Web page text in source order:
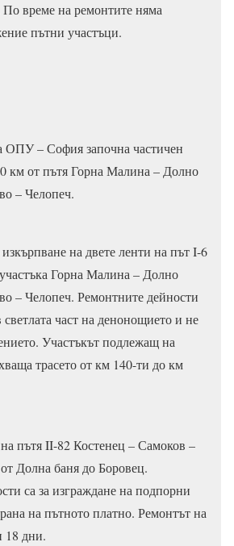
време на ремонтите няма
пътни участъци.
ОПУ – София започна частичен
км от пътя Горна Малина – Долно
– Челопеч.
на двете ленти на път I-6
Горна Малина – Долно
– Челопеч. Ремонтните дейности
част на денонощието и не
Участъкът подлежащ на
трасето от км 140-ти до км
пътя II-82 Костенец – Самоков –
Долна баня до Боровец.
са за изграждане на подпорни
на пътното платно. Ремонтът на
18 дни.